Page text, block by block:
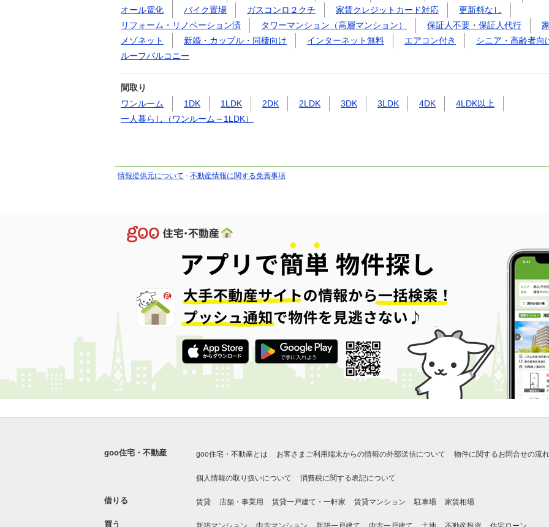
オール電化
バイク置場 ガスコンロ２クチ 家賃クレジットカード対応
更新料なし
リフォーム・リノベーション済
タワーマンション（高層マンション） 保証人不要・保証人代行
メゾネット
新婚・カップル・同棲向け インターネット無料 エアコン付き
シニア・高齢者向
ルーフバルコニー
間取り
ワンルーム
1DK 1LDK 2DK 2LDK 3DK 3LDK 4DK
4LDK以上
一人暮らし（ワンルーム～1LDK）
情報提供元について - 不動産情報に関する免責事項
goo住宅・不動産 goo住宅・不動産とは お客さまご利用端末からの情報の外部送信について 物件に関するお問合せの流れ
個人情報の取り扱いについて 消費税に関する表記について
借りる 賃貸 店舗・事業用 賃貸一戸建て・一軒家 賃貸マンション 駐車場 家賃相場
買う